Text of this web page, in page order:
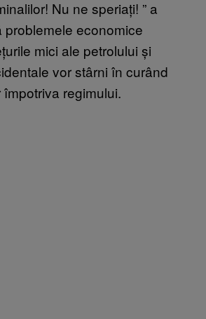
Nu ne speriați! ” a
problemele economice
mici ale petrolului și
vor stârni în curând
regimului.